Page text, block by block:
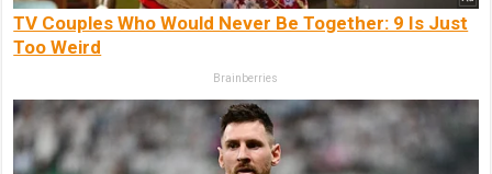
TV Couples Who Would Never Be Together: 9 Is Just
Too Weird
Brainberries